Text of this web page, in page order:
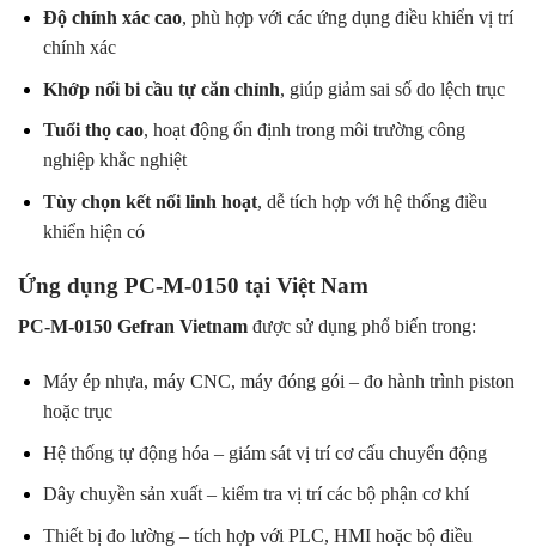
Độ chính xác cao, phù hợp với các ứng dụng điều khiển vị trí
chính xác
Khớp nối bi cầu tự căn chỉnh, giúp giảm sai số do lệch trục
Tuổi thọ cao, hoạt động ổn định trong môi trường công
nghiệp khắc nghiệt
Tùy chọn kết nối linh hoạt, dễ tích hợp với hệ thống điều
khiển hiện có
Ứng dụng PC-M-0150 tại Việt Nam
PC-M-0150 Gefran Vietnam được sử dụng phổ biến trong:
Máy ép nhựa, máy CNC, máy đóng gói – đo hành trình piston
hoặc trục
Hệ thống tự động hóa – giám sát vị trí cơ cấu chuyển động
Dây chuyền sản xuất – kiểm tra vị trí các bộ phận cơ khí
Thiết bị đo lường – tích hợp với PLC, HMI hoặc bộ điều